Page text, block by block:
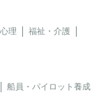
理
福祉・介護
船員・パイロット養成